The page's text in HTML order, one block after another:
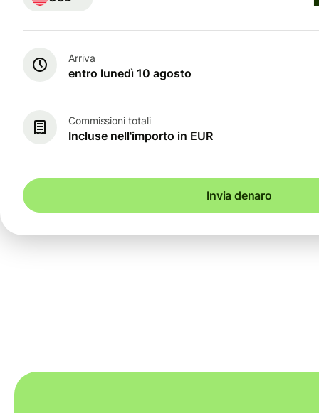
Arriva
entro lunedì 10 agosto
Commissioni totali
Incluse nell'importo in EUR
Invia denaro